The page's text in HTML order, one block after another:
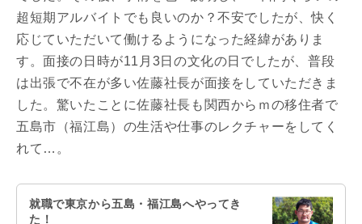
超短期アルバイトでも良いのか？不安でしたが、快く
応じていただいて働けるようになった経緯がありま
す。面接の日時が11月3日の文化の日でしたが、普段
は出張で不在が多い佐藤社長が面接をしていただきま
した。驚いたことに佐藤社長も関西からｍの移住者で
五島市（福江島）の生活や仕事のレクチャーをしてく
れて…。
就職で東京から五島・福江島へやってき
た！